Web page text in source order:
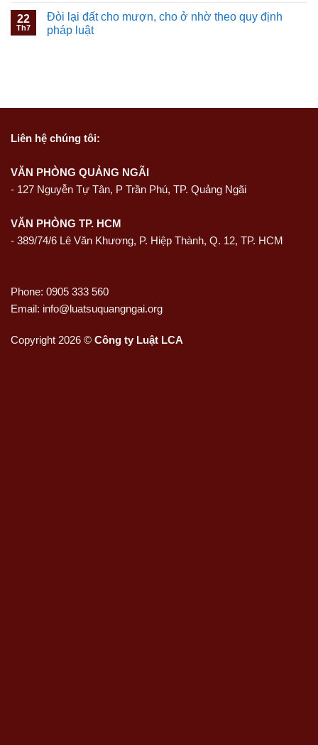
22
Th7
Đòi lại đất cho mượn, cho ở nhờ theo quy định
pháp luật
Liên hệ chúng tôi:
VĂN PHÒNG QUẢNG NGÃI
- 127 Nguyễn Tự Tân, P Trần Phú, TP. Quảng Ngãi
VĂN PHÒNG TP. HCM
- 389/74/6 Lê Văn Khương, P. Hiệp Thành, Q. 12, TP. HCM
Phone: 0905 333 560
Email: info@luatsuquangngai.org
Copyright 2026 © Công ty Luật LCA